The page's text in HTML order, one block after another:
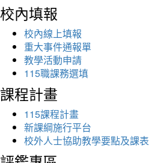
校內填報
校內線上填報
重大事件通報單
教學活動申請
115職課務選填
課程計畫
115課程計畫
新課綱施行平台
校外人士協助教學要點及課表